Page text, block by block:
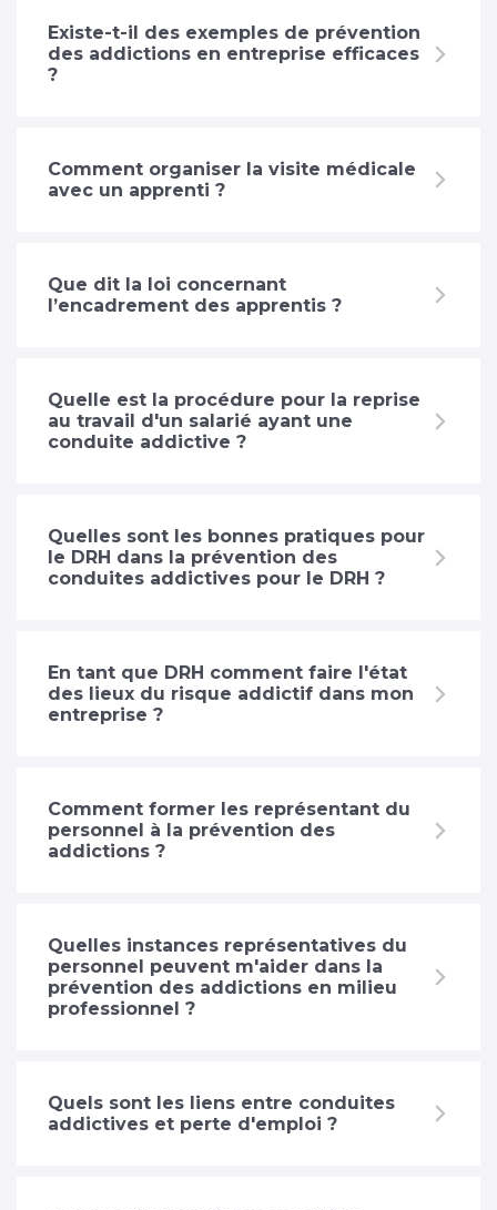
Existe-t-il des exemples de prévention
des addictions en entreprise efficaces
?
Comment organiser la visite médicale
avec un apprenti ?
Que dit la loi concernant
l’encadrement des apprentis ?
Quelle est la procédure pour la reprise
au travail d'un salarié ayant une
conduite addictive ?
Quelles sont les bonnes pratiques pour
le DRH dans la prévention des
conduites addictives pour le DRH ?
En tant que DRH comment faire l'état
des lieux du risque addictif dans mon
entreprise ?
Comment former les représentant du
personnel à la prévention des
addictions ?
Quelles instances représentatives du
personnel peuvent m'aider dans la
prévention des addictions en milieu
professionnel ?
Quels sont les liens entre conduites
addictives et perte d'emploi ?